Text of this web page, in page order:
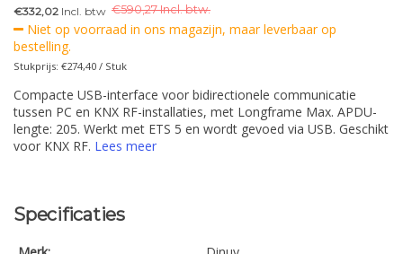
€332,02 Incl. btw €590,27 Incl. btw.
Niet op voorraad in ons magazijn, maar leverbaar op
bestelling.
Stukprijs: €274,40 / Stuk
Compacte USB-interface voor bidirectionele communicatie
tussen PC en KNX RF-installaties, met Longframe Max. APDU-
lengte: 205. Werkt met ETS 5 en wordt gevoed via USB. Geschikt
voor KNX RF. Lees meer
Specificaties